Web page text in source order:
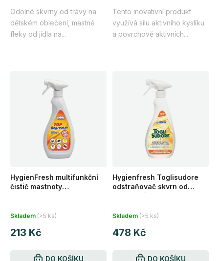
Odolné skvrny od trávy na
dětském oblečení, mastné
fleky od jídla na...
Tento inovativní produkt
využívá sílu aktivního kyslíku
a povrchově aktivních...
HygienFresh multifunkční
čistič mastnoty
Skladem (>5 ks)
213 Kč
DO KOŠÍKU
Hygienfresh Toglisudore
odstraňovač skvrn od
potu/moči 750 ml
Skladem (>5 ks)
478 Kč
DO KOŠÍKU